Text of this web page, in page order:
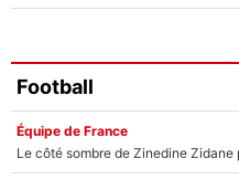
Football
Équipe de France